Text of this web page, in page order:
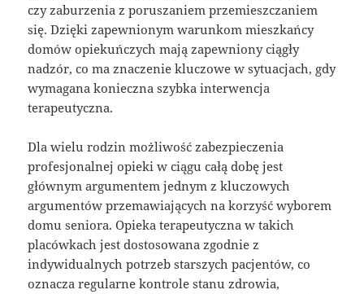
czy zaburzenia z poruszaniem przemieszczaniem
się. Dzięki zapewnionym warunkom mieszkańcy
domów opiekuńczych mają zapewniony ciągły
nadzór, co ma znaczenie kluczowe w sytuacjach, gdy
wymagana konieczna szybka interwencja
terapeutyczna.
Dla wielu rodzin możliwość zabezpieczenia
profesjonalnej opieki w ciągu całą dobę jest
głównym argumentem jednym z kluczowych
argumentów przemawiających na korzyść wyborem
domu seniora. Opieka terapeutyczna w takich
placówkach jest dostosowana zgodnie z
indywidualnych potrzeb starszych pacjentów, co
oznacza regularne kontrole stanu zdrowia,